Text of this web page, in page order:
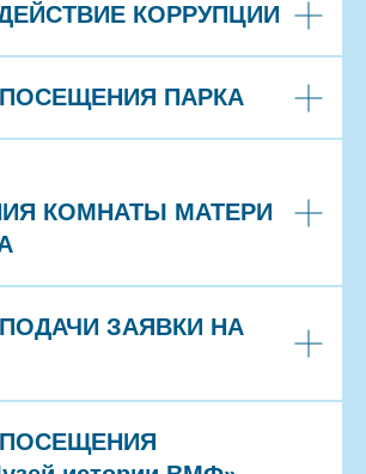
КОРРУПЦИИ
ПАРКА
КОМНАТЫ МАТЕРИ
ЗАЯВКИ НА